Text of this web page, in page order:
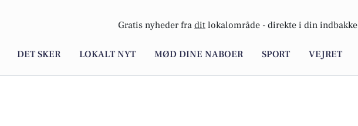
Gratis nyheder fra dit lokalområde - direkte i din indbakke
DET SKER LOKALT NYT MØD DINE NABOER SPORT VEJRET